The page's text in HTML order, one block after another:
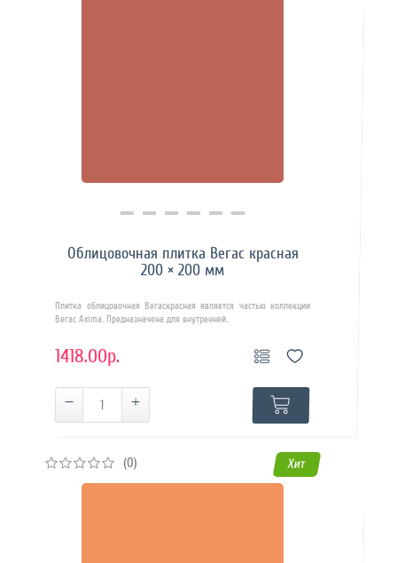
Купить в 1 клик
Облицовочная плитка Вегас красная
200 × 200 мм
Плитка облицовочная Вегаскрасная является частью коллекции
Вегас Axima. Предназначена для внутренней..
1418.00р.
(0) Хит